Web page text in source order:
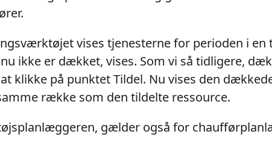
vises tjenesterne for perioden i en
ikke er dækket, vises. Som vi så tidligere,
klikke på punktet Tildel. Nu vises den
række som den tildelte ressource.
gælder også for